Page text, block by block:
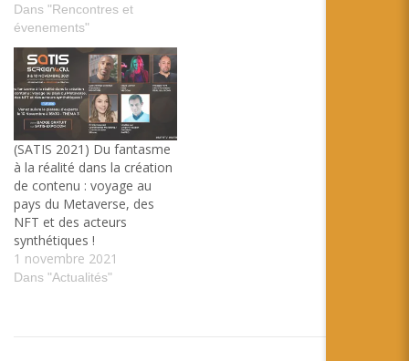
Dans "Rencontres et
évenements"
(SATIS 2021) Du fantasme
à la réalité dans la création
de contenu : voyage au
pays du Metaverse, des
NFT et des acteurs
synthétiques !
1 novembre 2021
Dans "Actualités"